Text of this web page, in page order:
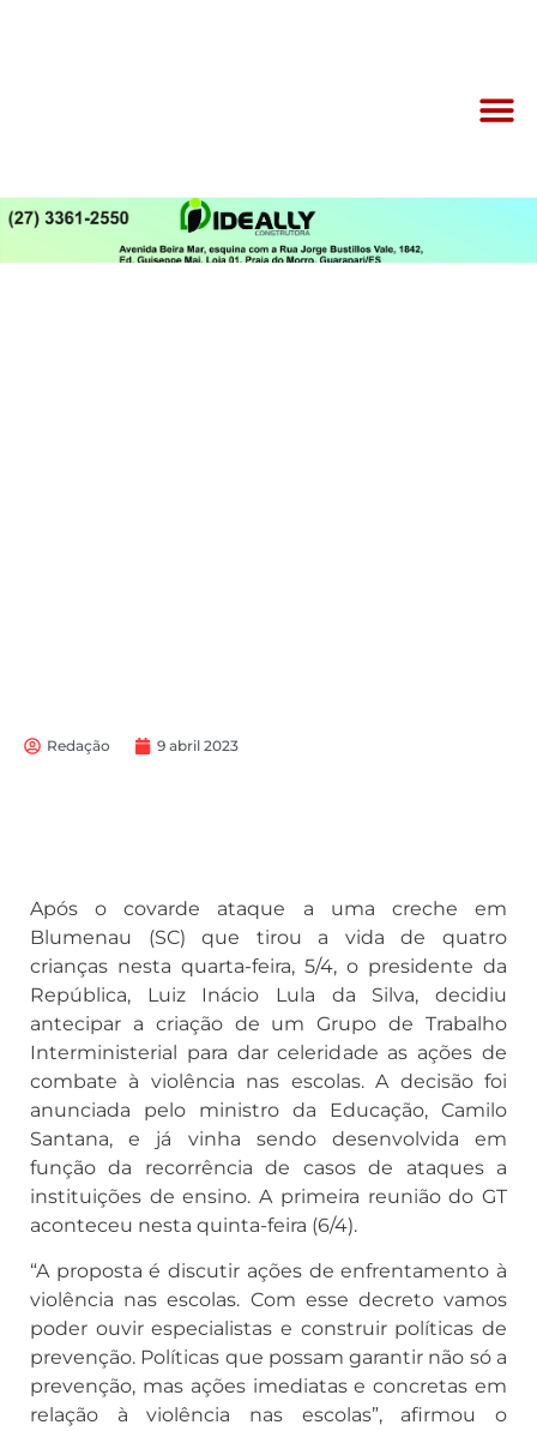
Redação 9 abril 2023
Após o covarde ataque a uma creche em
Blumenau (SC) que tirou a vida de quatro
crianças nesta quarta-feira, 5/4, o presidente da
República, Luiz Inácio Lula da Silva, decidiu
antecipar a criação de um Grupo de Trabalho
Interministerial para dar celeridade as ações de
combate à violência nas escolas. A decisão foi
anunciada pelo ministro da Educação, Camilo
Santana, e já vinha sendo desenvolvida em
função da recorrência de casos de ataques a
instituições de ensino. A primeira reunião do GT
aconteceu nesta quinta-feira (6/4).
“A proposta é discutir ações de enfrentamento à
violência nas escolas. Com esse decreto vamos
poder ouvir especialistas e construir políticas de
prevenção. Políticas que possam garantir não só a
prevenção, mas ações imediatas e concretas em
relação à violência nas escolas”, afirmou o